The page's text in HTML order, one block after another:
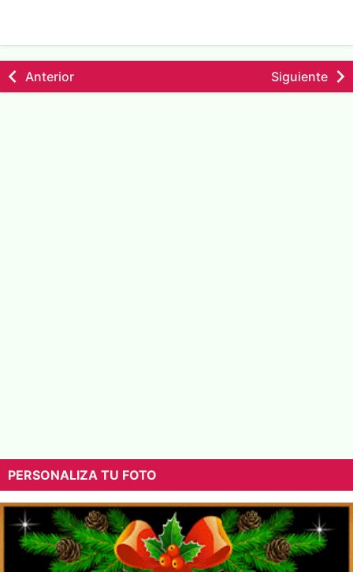
Anterior Siguiente
PERSONALIZA TU FOTO